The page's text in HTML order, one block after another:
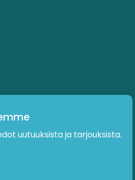
uutuuksista ja tarjouksista.